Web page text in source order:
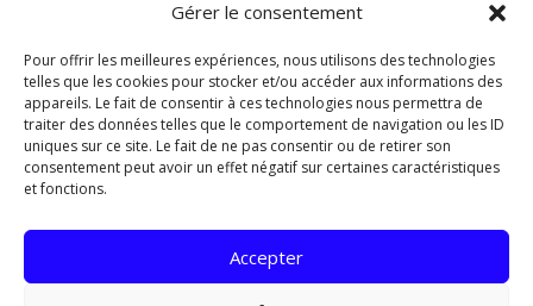
Gérer le consentement
Pour offrir les meilleures expériences, nous utilisons des technologies
telles que les cookies pour stocker et/ou accéder aux informations des
appareils. Le fait de consentir à ces technologies nous permettra de
traiter des données telles que le comportement de navigation ou les ID
uniques sur ce site. Le fait de ne pas consentir ou de retirer son
consentement peut avoir un effet négatif sur certaines caractéristiques
et fonctions.
Accepter
été réalisés, ce qui permet d’éviter les coûts et les délais
associés à ces travaux. De plus, cela permet de
démarrer la construction de manière plus rapide, ce qui
peut générer des économies supplémentaires en évitant
les frais liés à une attente prolongée avant de
commencer les travaux de construction.
Facilité de construction
La facilité de construction est un autre avantage majeur
d’acquérir un terrain viabilisé. En disposant déjà des